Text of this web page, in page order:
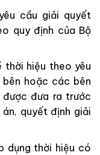
cầu giải quyết
quy định của Bộ
thời hiệu theo yêu
hoặc các bên
đưa ra trước
quyết định giải
dụng thời hiệu có